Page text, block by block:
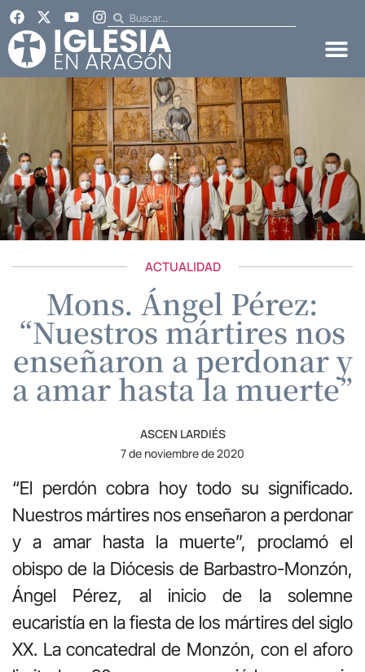
ACTUALIDAD
Mons. Ángel Pérez:
“Nuestros mártires nos
enseñaron a perdonar y
a amar hasta la muerte”
ASCEN LARDIÉS
7 de noviembre de 2020
“El perdón cobra hoy todo su significado.
Nuestros mártires nos enseñaron a perdonar
y a amar hasta la muerte”, proclamó el
obispo de la Diócesis de Barbastro-Monzón,
Ángel Pérez, al inicio de la solemne
eucaristía en la fiesta de los mártires del siglo
XX. La concatedral de Monzón, con el aforo